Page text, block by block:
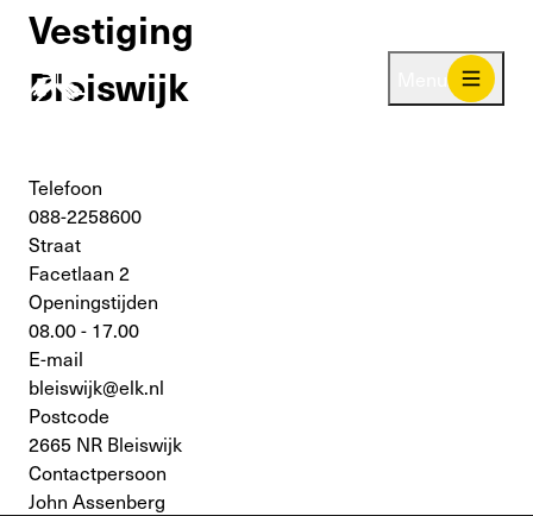
Vestiging
Bleiswijk
Telefoon
088-2258600
Straat
Facetlaan 2
Openingstijden
08.00 - 17.00
E-mail
bleiswijk@elk.nl
Postcode
2665 NR Bleiswijk
Contactpersoon
John Assenberg